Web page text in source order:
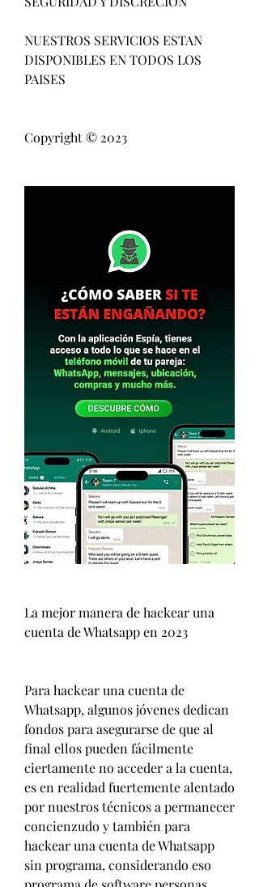
NUESTROS SERVICIOS ESTAN
DISPONIBLES EN TODOS LOS
PAISES
Copyright © 2023
La mejor manera de hackear una
cuenta de Whatsapp en 2023
Para hackear una cuenta de
Whatsapp, algunos jóvenes dedican
fondos para asegurarse de que al
final ellos pueden fácilmente
ciertamente no acceder a la cuenta,
es en realidad fuertemente alentado
por nuestros técnicos a permanecer
concienzudo y también para
hackear una cuenta de Whatsapp
sin programa, considerando eso